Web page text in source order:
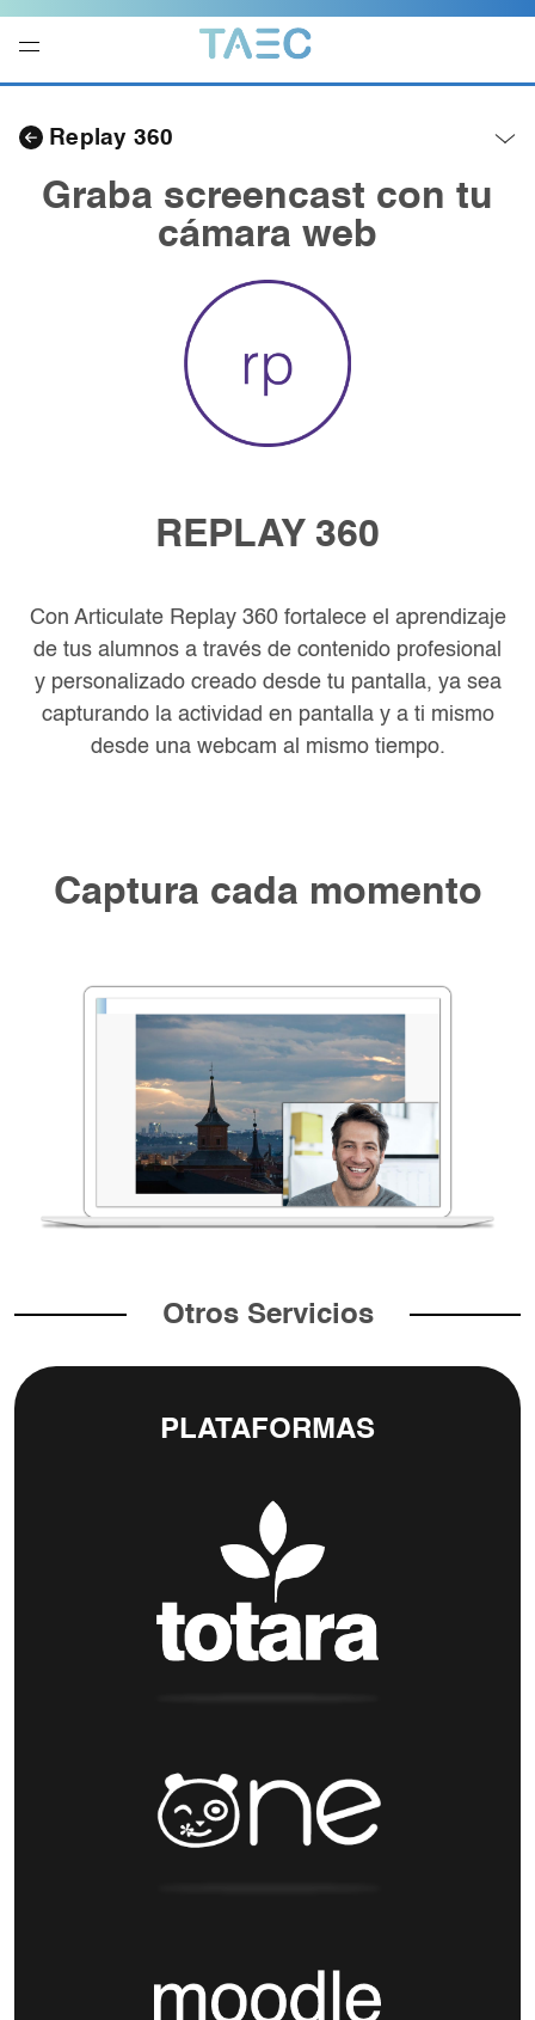
Replay 360
local
Graba screencast con tu
cámara web
REPLAY 360
Con Articulate Replay 360 fortalece el aprendizaje
de tus alumnos a través de contenido profesional
y personalizado creado desde tu pantalla, ya sea
capturando la actividad en pantalla y a ti mismo
desde una webcam al mismo tiempo.
Captura cada momento
Otros Servicios
PLATAFORMAS